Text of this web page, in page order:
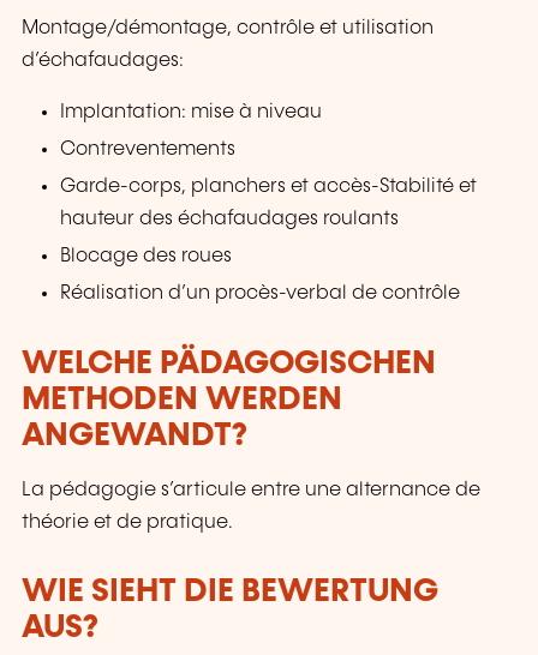
Montage/démontage, contrôle et utilisation
d’échafaudages:
Implantation: mise à niveau
Contreventements
Garde-corps, planchers et accès-Stabilité et
hauteur des échafaudages roulants
Blocage des roues
Réalisation d’un procès-verbal de contrôle
WELCHE PÄDAGOGISCHEN
METHODEN WERDEN
ANGEWANDT?
La pédagogie s’articule entre une alternance de
théorie et de pratique.
WIE SIEHT DIE BEWERTUNG
AUS?